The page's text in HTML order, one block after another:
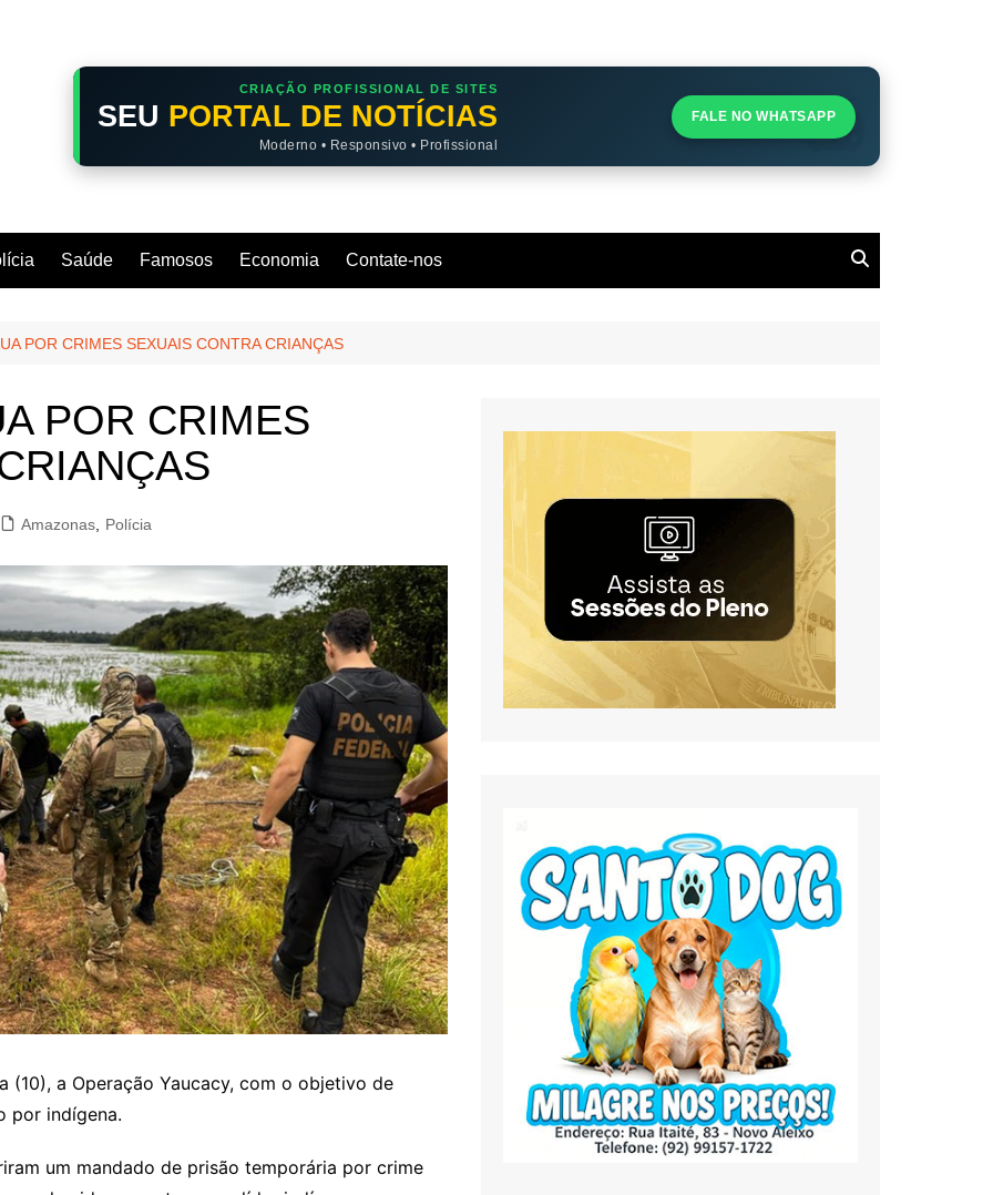
CRIAÇÃO PROFISSIONAL DE SITES
SEU PORTAL DE NOTÍCIAS
Moderno • Responsivo • Profissional
FALE NO WHATSAPP
Saúde Famosos Economia Contate-nos
POR CRIMES SEXUAIS CONTRA CRIANÇAS
POR CRIMES
Amazonas Polícia
(10), a Operação Yaucacy, com o objetivo de
por indígena.
um mandado de prisão temporária por crime